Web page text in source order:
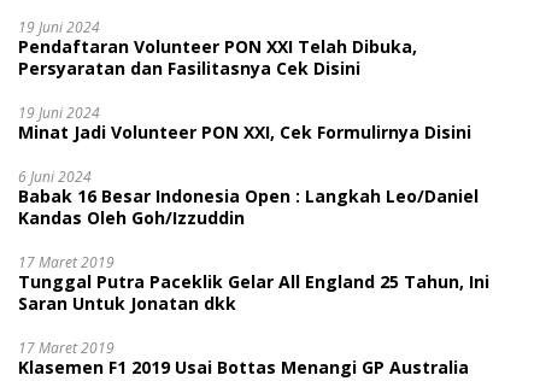
19 Juni 2024
Pendaftaran Volunteer PON XXI Telah Dibuka,
Persyaratan dan Fasilitasnya Cek Disini
19 Juni 2024
Minat Jadi Volunteer PON XXI, Cek Formulirnya Disini
6 Juni 2024
Babak 16 Besar Indonesia Open : Langkah Leo/Daniel
Kandas Oleh Goh/Izzuddin
17 Maret 2019
Tunggal Putra Paceklik Gelar All England 25 Tahun, Ini
Saran Untuk Jonatan dkk
17 Maret 2019
Klasemen F1 2019 Usai Bottas Menangi GP Australia